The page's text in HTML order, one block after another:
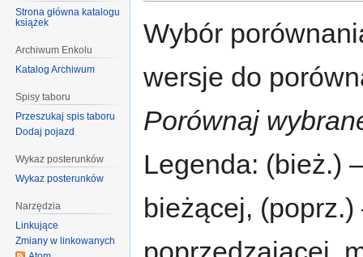
Wybór
wersje do
Porównaj
Legenda: (bież.)
bieżącej,
Strona główna katalogu
książek
Archiwum Enkolu
Katalog Archiwum
Spisy taboru
Przeszukaj spis taboru
Dodaj pojazd
Wykaz posterunków
Wykaz posterunków
Narzędzia
Linkujące
Zmiany w linkowanych